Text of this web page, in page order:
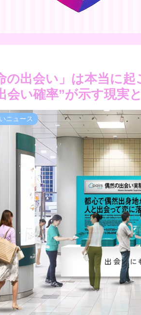
の出会い」は本当に
会い確率”が示す現実
ニュース